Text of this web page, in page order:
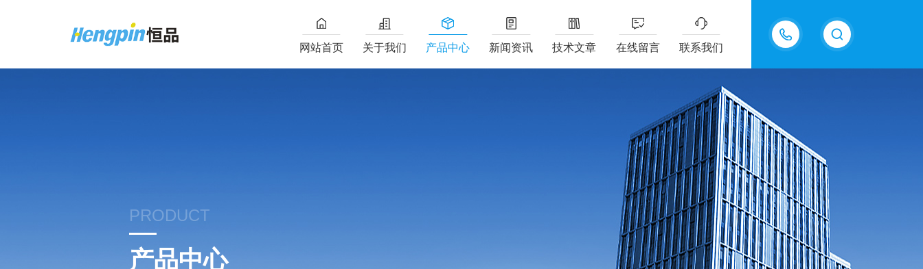
13335155207
网站首页 关于我们 产品中心 新闻资讯 技术文章 在线留言 联系我们
PRODUCT
产品中心